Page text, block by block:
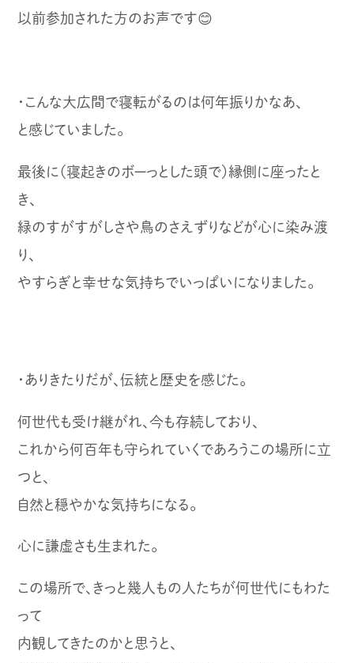
以前参加された方のお声です😊
・こんな大広間で寝転がるのは何年振りかなあ、
と感じていました。
最後に（寝起きのボーっとした頭で）縁側に座ったと
き、
緑のすがすがしさや鳥のさえずりなどが心に染み渡
り、
やすらぎと幸せな気持ちでいっぱいになりました。
・ありきたりだが、伝統と歴史を感じた。
何世代も受け継がれ、今も存続しており、
これから何百年も守られていくであろうこの場所に立
つと、
自然と穏やかな気持ちになる。
心に謙虚さも生まれた。
この場所で、きっと幾人もの人たちが何世代にもわた
って
内観してきたのかと思うと、